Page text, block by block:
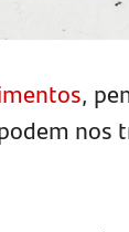
,
nos